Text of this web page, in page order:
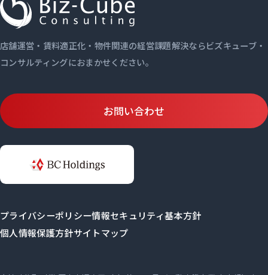
店舗運営・賃料適正化・物件関連の経営課題解決ならビズキューブ・
コンサルティングにおまかせください。
お問い合わせ
プライバシーポリシー情報セキュリティ基本方針
個人情報保護方針サイトマップ